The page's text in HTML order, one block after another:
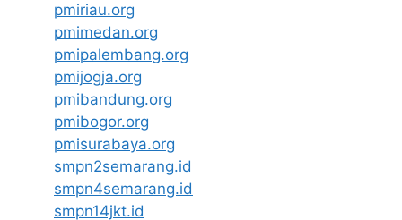
pmiriau.org
pmimedan.org
pmipalembang.org
pmijogja.org
pmibandung.org
pmibogor.org
pmisurabaya.org
smpn2semarang.id
smpn4semarang.id
smpn14jkt.id